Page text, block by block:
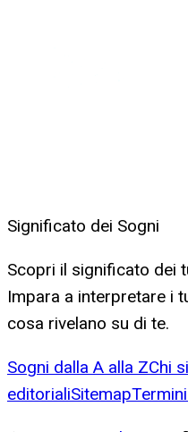
Significato dei Sogni
Scopri il significato dei
Impara a interpretare i
cosa rivelano su di te.
Sogni dalla A alla ZChi
editorialiSitemapTermini